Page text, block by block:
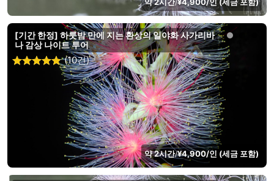
/
[기간 한정] 하룻밤 만에 지는 환상의 일야화 사가리바
나 감상 나이트 투어
(10건)
약 2시간/¥4,900/인 (세금 포함)